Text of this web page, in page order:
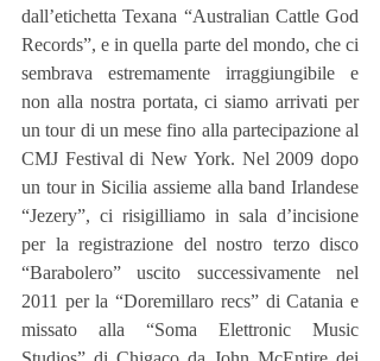
dall’etichetta Texana “Australian Cattle God
Records”, e in quella parte del mondo, che ci
sembrava estremamente irraggiungibile e
non alla nostra portata, ci siamo arrivati per
un tour di un mese fino alla partecipazione al
CMJ Festival di New York. Nel 2009 dopo
un tour in Sicilia assieme alla band Irlandese
“Jezery”, ci risigilliamo in sala d’incisione
per la registrazione del nostro terzo disco
“Barabolero” uscito successivamente nel
2011 per la “Doremillaro recs” di Catania e
missato alla “Soma Elettronic Music